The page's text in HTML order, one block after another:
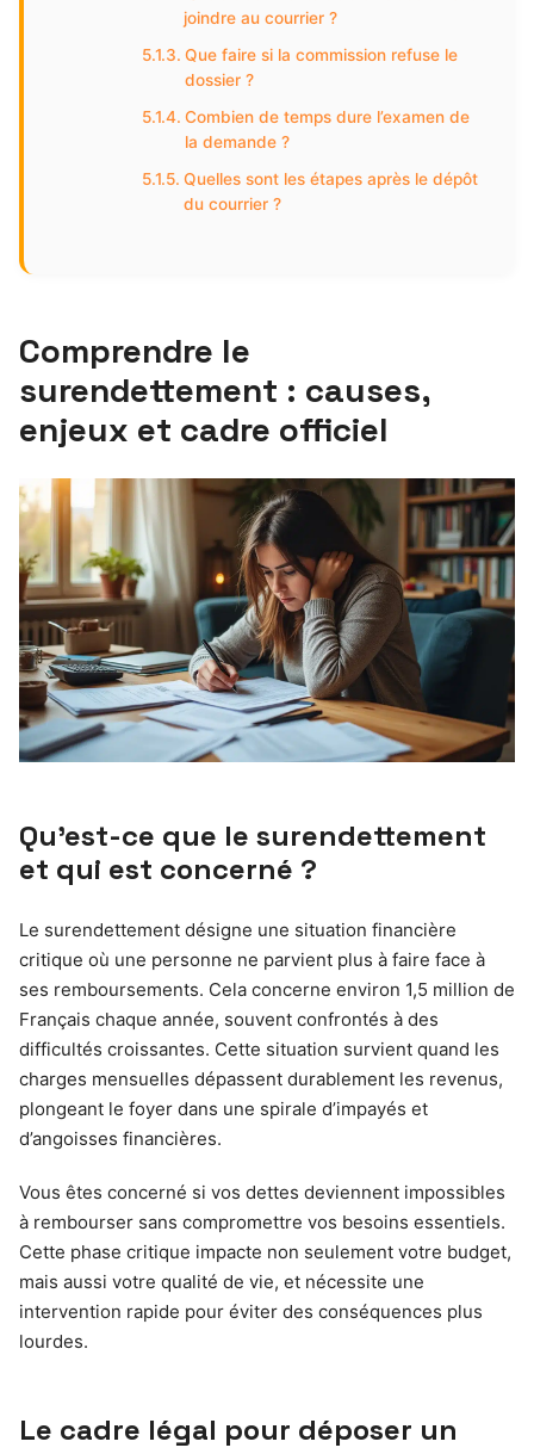
joindre au courrier ?
Que faire si la commission refuse le
dossier ?
Combien de temps dure l’examen de
la demande ?
Quelles sont les étapes après le dépôt
du courrier ?
Comprendre le
surendettement : causes,
enjeux et cadre officiel
Qu’est-ce que le surendettement
et qui est concerné ?
Le surendettement désigne une situation financière
critique où une personne ne parvient plus à faire face à
ses remboursements. Cela concerne environ 1,5 million de
Français chaque année, souvent confrontés à des
difficultés croissantes. Cette situation survient quand les
charges mensuelles dépassent durablement les revenus,
plongeant le foyer dans une spirale d’impayés et
d’angoisses financières.
Vous êtes concerné si vos dettes deviennent impossibles
à rembourser sans compromettre vos besoins essentiels.
Cette phase critique impacte non seulement votre budget,
mais aussi votre qualité de vie, et nécessite une
intervention rapide pour éviter des conséquences plus
lourdes.
Le cadre légal pour déposer un